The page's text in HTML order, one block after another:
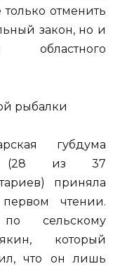
отменить
закон, но и
областного
губдума
(28 из 37
приняла
чтении.
по сельскому
который
что он лишь